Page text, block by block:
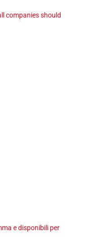
companies should
e disponibili per